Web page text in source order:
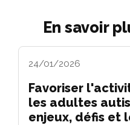
En savoir
24/01/2026
Favoriser
les adultes
enjeux, défis et